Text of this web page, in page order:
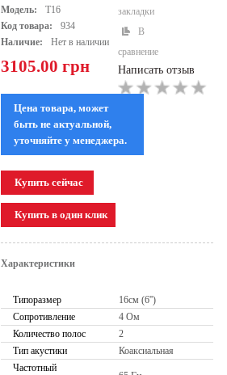
Модель:
T16
Код товара:
934
Наличие:
Нет в наличии
3105.00 грн
Цена товара, может
быть не актуальной,
уточняйте у менеджера.
закладки
В
сравнение
Написать отзыв
Характеристики
Типоразмер
16см (6'')
Сопротивление
4 Ом
Количество полос
2
Тип акустики
Коаксиальная
Частотный